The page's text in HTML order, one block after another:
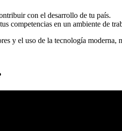
con el desarrollo de tu país.
competencias en un ambiente de
y el uso de la tecnología